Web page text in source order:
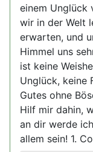
einem Unglück
wir in der Welt
erwarten, und
Himmel uns
ist keine
Unglück, keine
Gutes ohne
Hilf mir dahin,
an dir werde
allem sein! 1.